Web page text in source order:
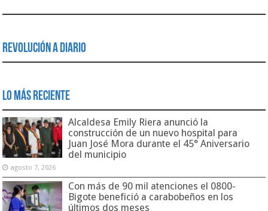
Revolución a Diario
Lo Más Reciente
Alcaldesa Emily Riera anunció la
construcción de un nuevo hospital para
Juan José Mora durante el 45° Aniversario
del municipio
agosto 7, 2026
Con más de 90 mil atenciones el 0800-
Bigote benefició a carabobeños en los
últimos dos meses